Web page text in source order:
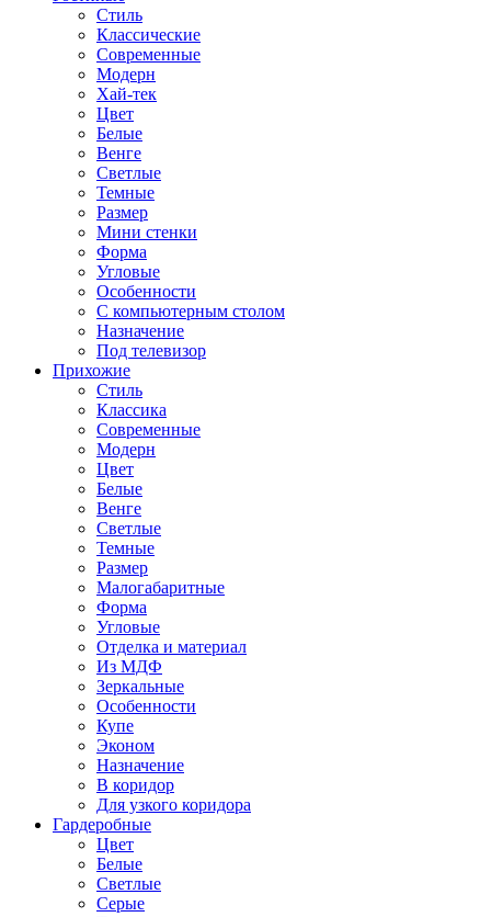
Стиль
Классические
Современные
Модерн
Хай-тек
Цвет
Белые
Венге
Светлые
Темные
Размер
Мини стенки
Форма
Угловые
Особенности
С компьютерным столом
Назначение
Под телевизор
Прихожие
Стиль
Классика
Современные
Модерн
Цвет
Белые
Венге
Светлые
Темные
Размер
Малогабаритные
Форма
Угловые
Отделка и материал
Из МДФ
Зеркальные
Особенности
Купе
Эконом
Назначение
В коридор
Для узкого коридора
Гардеробные
Цвет
Белые
Светлые
Серые